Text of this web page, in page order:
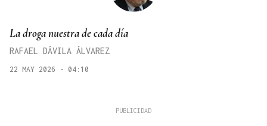
La droga nuestra de cada día
RAFAEL DÁVILA ÁLVAREZ
22 MAY 2026 - 04:10